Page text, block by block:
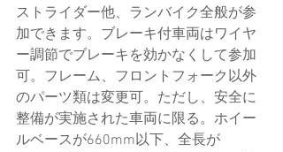
ストライダー他、ランバイク全般が参
加できます。ブレーキ付車両はワイヤ
ー調節でブレーキを効かなくして参加
可。フレーム、フロントフォーク以外
のパーツ類は変更可。ただし、安全に
整備が実施された車両に限る。ホイー
ルベースが660mm以下、全長が